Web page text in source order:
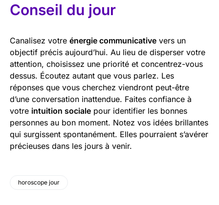
Conseil du jour
Canalisez votre énergie communicative vers un
objectif précis aujourd’hui. Au lieu de disperser votre
attention, choisissez une priorité et concentrez-vous
dessus. Écoutez autant que vous parlez. Les
réponses que vous cherchez viendront peut-être
d’une conversation inattendue. Faites confiance à
votre intuition sociale pour identifier les bonnes
personnes au bon moment. Notez vos idées brillantes
qui surgissent spontanément. Elles pourraient s’avérer
précieuses dans les jours à venir.
horoscope jour